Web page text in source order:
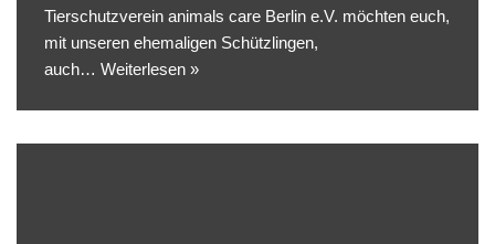
Tierschutzverein animals care Berlin e.V. möchten euch,
mit unseren ehemaligen Schützlingen,
auch… Weiterlesen »